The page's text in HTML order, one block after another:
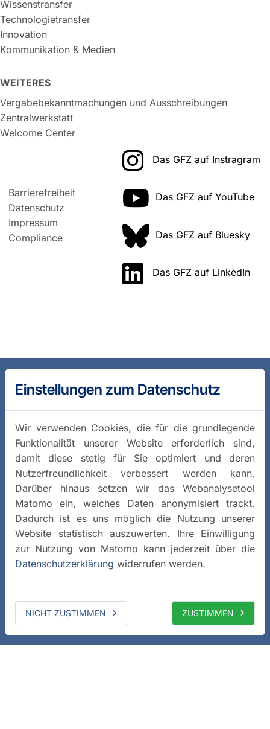
Wissenstransfer
Technologietransfer
Innovation
Kommunikation & Medien
WEITERES
Vergabebekanntmachungen und Ausschreibungen
Zentralwerkstatt
Welcome Center
Barrierefreiheit
Datenschutz
Impressum
Compliance
Das GFZ auf Instragram
Das GFZ auf YouTube
Das GFZ auf Bluesky
Das GFZ auf LinkedIn
Einstellungen zum Datenschutz
Wir verwenden Cookies, die für die grundlegende
Funktionalität unserer Website erforderlich sind,
damit diese stetig für Sie optimiert und deren
Nutzerfreundlichkeit verbessert werden kann.
Darüber hinaus setzen wir das Webanalysetool
Matomo ein, welches Daten anonymisiert trackt.
Dadurch ist es uns möglich die Nutzung unserer
Website statistisch auszuwerten. Ihre Einwilligung
zur Nutzung von Matomo kann jederzeit über die
Datenschutzerklärung widerrufen werden.
NICHT ZUSTIMMEN ZUSTIMMEN